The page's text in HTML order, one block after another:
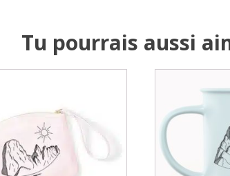
Tu pourrais aussi